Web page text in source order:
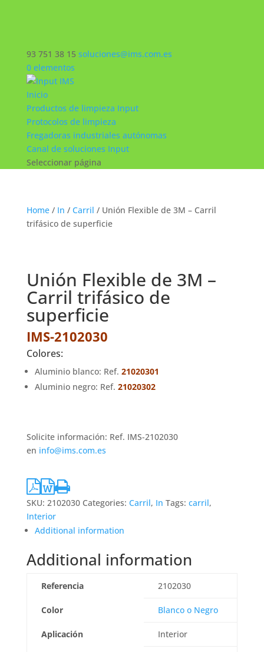
93 751 38 15 soluciones@ims.com.es
0 elementos
Inicio
Productos de limpieza Input
Protocolos de limpieza
Fregadoras industriales autónomas
Canal de soluciones Input
Seleccionar página
Home/ In / Carril / Unión Flexible de 3M – Carril
trifásico de superficie
Unión Flexible de 3M –
Carril trifásico de
superficie
IMS-2102030
Colores:
Aluminio blanco: Ref. 21020301
Aluminio negro: Ref. 21020302
Solicite información: Ref. IMS-2102030
en info@ims.com.es
SKU: 2102030 Categories: Carril, In Tags: carril,
Interior
Additional information
Additional information
Referencia 2102030
Color Blanco o Negro
Aplicación Interior